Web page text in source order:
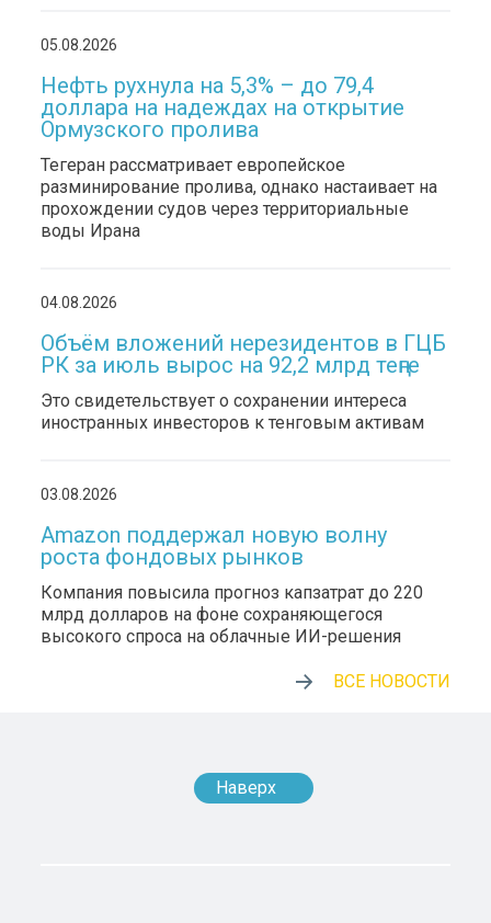
05.08.2026
Нефть рухнула на 5,3% – до 79,4
доллара на надеждах на открытие
Ормузского пролива
Тегеран рассматривает европейское
разминирование пролива, однако настаивает на
прохождении судов через территориальные
воды Ирана
04.08.2026
Объём вложений нерезидентов в ГЦБ
РК за июль вырос на 92,2 млрд теңге
Это свидетельствует о сохранении интереса
иностранных инвесторов к тенговым активам
03.08.2026
Amazon поддержал новую волну
роста фондовых рынков
Компания повысила прогноз капзатрат до 220
млрд долларов на фоне сохраняющегося
высокого спроса на облачные ИИ-решения
ВСЕ НОВОСТИ
Наверх